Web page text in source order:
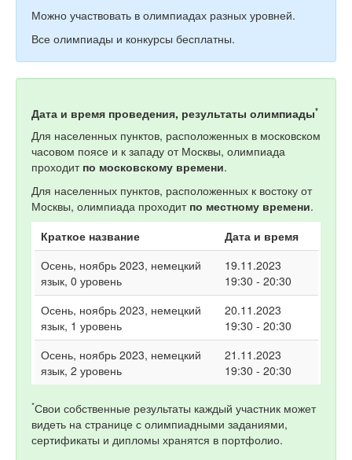
Можно участвовать в олимпиадах разных уровней.
Все олимпиады и конкурсы бесплатны.
Дата и время проведения, результаты олимпиады*
Для населенных пунктов, расположенных в московском
часовом поясе и к западу от Москвы, олимпиада
проходит по московскому времени.
Для населенных пунктов, расположенных к востоку от
Москвы, олимпиада проходит по местному времени.
Краткое название
Дата и время
Осень, ноябрь 2023, немецкий
язык, 0 уровень
19.11.2023
19:30 - 20:30
Осень, ноябрь 2023, немецкий
язык, 1 уровень
20.11.2023
19:30 - 20:30
Осень, ноябрь 2023, немецкий
язык, 2 уровень
21.11.2023
19:30 - 20:30
*Свои собственные результаты каждый участник может
видеть на странице с олимпиадными заданиями,
сертификаты и дипломы хранятся в портфолио.